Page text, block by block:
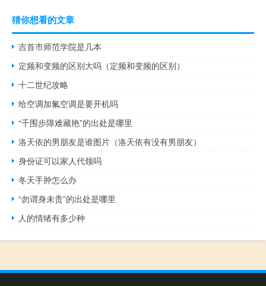
猜你想看的文章
吉首市师范学院是几本
定频和变频的区别大吗（定频和变频的区别）
十二世纪攻略
给空调加氟空调是要开机吗
“千围步障难藏艳”的出处是哪里
洛天依的男朋友是谁图片（洛天依有没有男朋友）
身份证可以家人代领吗
冬天手肿怎么办
“勿谓身未贵”的出处是哪里
人的情绪有多少种